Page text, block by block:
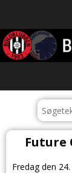
Future
Fredag den